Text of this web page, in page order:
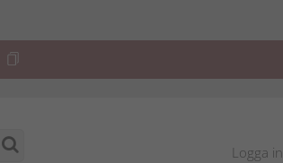
Logga in